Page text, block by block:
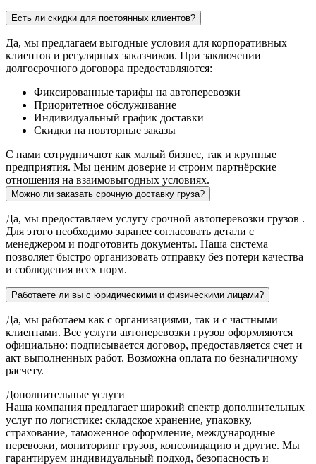
Есть ли скидки для постоянных клиентов?
Да, мы предлагаем выгодные условия для корпоративных
клиентов и регулярных заказчиков. При заключении
долгосрочного договора предоставляются:
Фиксированные тарифы на автоперевозки
Приоритетное обслуживание
Индивидуальный график доставки
Скидки на повторные заказы
С нами сотрудничают как малый бизнес, так и крупные
предприятия. Мы ценим доверие и строим партнёрские
отношения на взаимовыгодных условиях.
Можно ли заказать срочную доставку груза?
Да, мы предоставляем услугу срочной автоперевозки грузов .
Для этого необходимо заранее согласовать детали с
менеджером и подготовить документы. Наша система
позволяет быстро организовать отправку без потери качества
и соблюдения всех норм.
Работаете ли вы с юридическими и физическими лицами?
Да, мы работаем как с организациями, так и с частными
клиентами. Все услуги автоперевозки грузов оформляются
официально: подписывается договор, предоставляется счет и
акт выполненных работ. Возможна оплата по безналичному
расчету.
Дополнительные услуги
Наша компания предлагает широкий спектр дополнительных
услуг по логистике: складское хранение, упаковку,
страхование, таможенное оформление, международные
перевозки, мониторинг грузов, консолидацию и другие. Мы
гарантируем индивидуальный подход, безопасность и